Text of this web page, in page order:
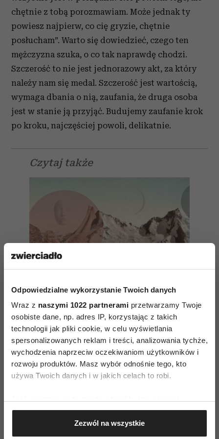
Odpowiedzialne wykorzystanie Twoich danych
Wraz z naszymi 1022 partnerami przetwarzamy Twoje
osobiste dane, np. adres IP, korzystając z takich
technologii jak pliki cookie, w celu wyświetlania
spersonalizowanych reklam i treści, analizowania tychże,
wychodzenia naprzeciw oczekiwaniom użytkowników i
rozwoju produktów. Masz wybór odnośnie tego, kto
używa Twoich danych i w jakich celach to robi.
Gromadzić dane dotyczące Twojej lokalizacji
geograficznej z dokładnością nawet do kilku metrów
Identyfikować Twoje urządzenie, aktywnie
Zezwól na wszystkie
chętnie z tobą porozmawiam. Może jednak ty
powiesz najpierw, co cię gryzie, chętnie
posłucham”. Warto się dowiedzieć, czego ten
mężczyzna szuka, o co tak naprawdę chodzi.
Szczerość to nie jest jednorazowy akt, za który
należy nam się medal. Szczerość jest wartością,
wymaga dbania o nią, zaufania, że druga osoba
jest w stanie ją przyjąć. Budujemy zaufanie krok
po kroku, najczęściej powoli, delikatnie.
Czytaj także
Szczerość daje nam siłę –
dlaczego tak mało jej
w obecnym świecie?
o zgodzie i miłości, a także wielką trudnością.
Pragniemy szczerości i boimy się jej.